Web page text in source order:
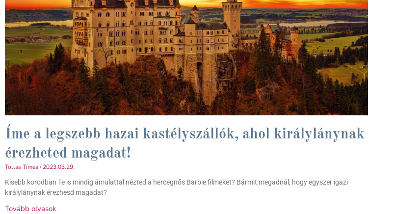
Íme a legszebb hazai kastélyszállók, ahol királylánynak
érezheted magadat!
Tollas Tímea 2023.03.29.
Kisebb korodban Te is mindig ámulattal nézted a hercegnős Barbie filmeket? Bármit megadnál, hogy egyszer igazi
királylánynak érezhesd magadat?
Tovább olvasok